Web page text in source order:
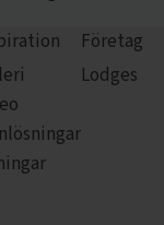
Företag
Lodges